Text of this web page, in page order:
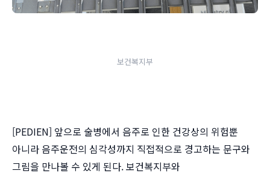
보건복지부
[PEDIEN] 앞으로 술병에서 음주로 인한 건강상의 위험뿐
아니라 음주운전의 심각성까지 직접적으로 경고하는 문구와
그림을 만나볼 수 있게 된다. 보건복지부와